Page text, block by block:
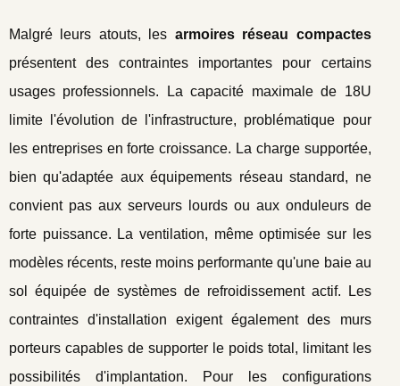
Malgré leurs atouts, les armoires réseau compactes
présentent des contraintes importantes pour certains
usages professionnels. La capacité maximale de 18U
limite l'évolution de l'infrastructure, problématique pour
les entreprises en forte croissance. La charge supportée,
bien qu'adaptée aux équipements réseau standard, ne
convient pas aux serveurs lourds ou aux onduleurs de
forte puissance. La ventilation, même optimisée sur les
modèles récents, reste moins performante qu'une baie au
sol équipée de systèmes de refroidissement actif. Les
contraintes d'installation exigent également des murs
porteurs capables de supporter le poids total, limitant les
possibilités d'implantation. Pour les configurations